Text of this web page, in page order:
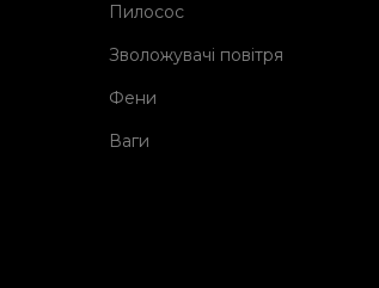
Пилосос
Зволожувачі повітря
Фени
Ваги